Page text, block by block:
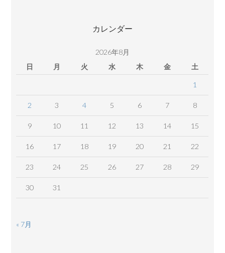
カレンダー
2026年8月
日
月 火 水 木 金 土
1
2 3 4 5 6 7 8
9 10 11 12 13 14 15
16 17 18 19 20 21 22
23 24 25 26 27 28 29
30 31
« 7月